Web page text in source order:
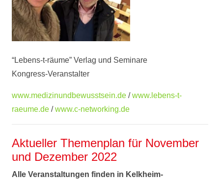
“Lebens-t-räume” Verlag und Seminare
Kongress-Veranstalter
www.medizinundbewusstsein.de /www.lebens-t-
raeume.de /www.c-networking.de
Aktueller Themenplan für November
und Dezember 2022
Alle Veranstaltungen finden in Kelkheim-